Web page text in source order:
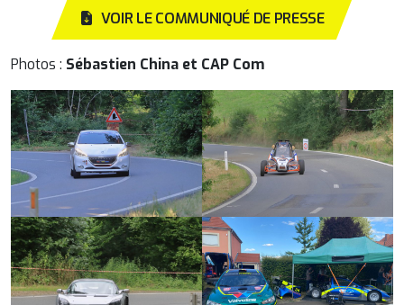
VOIR LE COMMUNIQUÉ DE PRESSE
Photos : Sébastien China et CAP Com